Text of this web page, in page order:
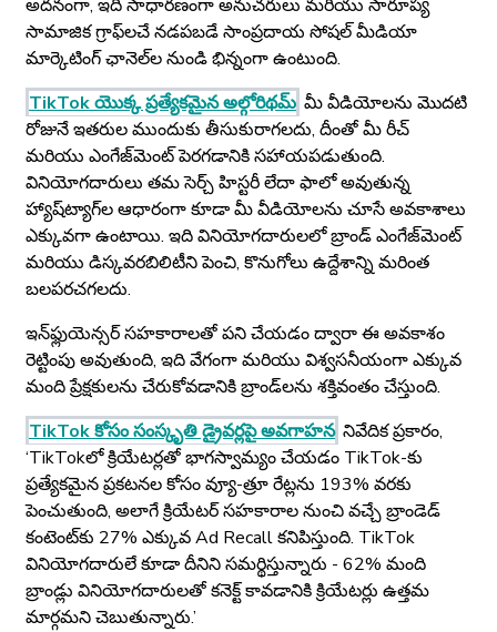
అదనంగా, ఇది సాధారణంగా అనుచరులు మరియు సారూప్య
సామాజిక గ్రాఫ్‌లచే నడపబడే సాంప్రదాయ సోషల్ మీడియా
మార్కెటింగ్ ఛానెల్‌ల నుండి భిన్నంగా ఉంటుంది.
TikTok యొక్క ప్రత్యేకమైన అల్గోరిథమ్ మీ వీడియోలను మొదటి
రోజునే ఇతరుల ముందుకు తీసుకురాగలదు, దీంతో మీ రీచ్
మరియు ఎంగేజ్‌మెంట్ పెరగడానికి సహాయపడుతుంది.
వినియోగదారులు తమ సెర్చ్ హిస్టరీ లేదా ఫాలో అవుతున్న
హ్యాష్‌ట్యాగ్‌ల ఆధారంగా కూడా మీ వీడియోలను చూసే అవకాశాలు
ఎక్కువగా ఉంటాయి. ఇది వినియోగదారులలో బ్రాండ్ ఎంగేజ్‌మెంట్
మరియు డిస్కవరబిలిటీని పెంచి, కొనుగోలు ఉద్దేశాన్ని మరింత
బలపరచగలదు.
ఇన్‌ఫ్లుయెన్సర్ సహకారాలతో పని చేయడం ద్వారా ఈ అవకాశం
రెట్టింపు అవుతుంది, ఇది వేగంగా మరియు విశ్వసనీయంగా ఎక్కువ
మంది ప్రేక్షకులను చేరుకోవడానికి బ్రాండ్‌లను శక్తివంతం చేస్తుంది.
TikTok కోసం సంస్కృతి డ్రైవర్లపై అవగాహన నివేదిక ప్రకారం,
‘TikTokలో క్రియేటర్లతో భాగస్వామ్యం చేయడం TikTok-కు
ప్రత్యేకమైన ప్రకటనల కోసం వ్యూ-త్రూ రేట్లను 193% వరకు
పెంచుతుంది, అలాగే క్రియేటర్ సహకారాల నుంచి వచ్చే బ్రాండెడ్
కంటెంట్‌కు 27% ఎక్కువ Ad Recall కనిపిస్తుంది. TikTok
వినియోగదారులే కూడా దీనిని సమర్థిస్తున్నారు - 62% మంది
బ్రాండ్లు వినియోగదారులతో కనెక్ట్ కావడానికి క్రియేటర్లు ఉత్తమ
మార్గమని చెబుతున్నారు.’